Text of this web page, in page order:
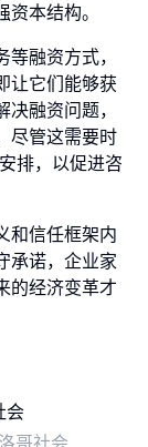
本结构。
融资方式，
让它们能够获
融资问题，
尽管这需要时
排，以促进咨
和信任框架内
承诺，企业家
的经济变革才
哥社会